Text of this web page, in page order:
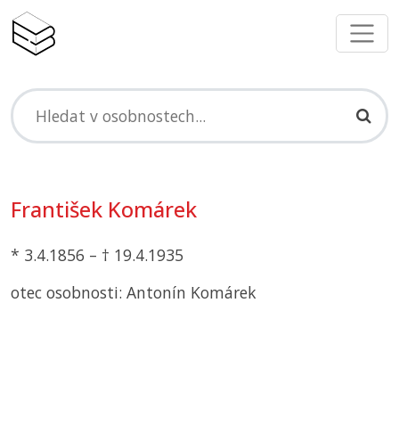
František Komárek
* 3.4.1856 – † 19.4.1935
otec osobnosti: Antonín Komárek